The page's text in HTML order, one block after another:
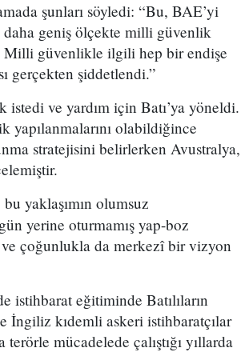
şunları söyledi: “Bu, BAE’yi
geniş ölçekte milli güvenlik
Milli güvenlikle ilgili hep bir endişe
gerçekten şiddetlendi.”
istedi ve yardım için Batı’ya yöneldi.
yapılanmalarını olabildiğince
stratejisini belirlerken Avustralya,
yaklaşımın olumsuz
yerine oturmamış yap-boz
çoğunlukla da merkezî bir vizyon
istihbarat eğitiminde Batılıların
İngiliz kıdemli askeri istihbaratçılar
mücadelede çalıştığı yıllarda